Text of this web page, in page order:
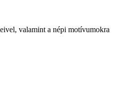
valamint a népi motívumokra